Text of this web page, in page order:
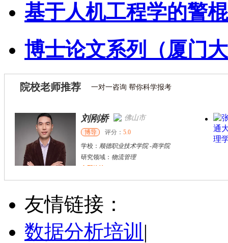
基于人机工程学的警
博士论文系列（厦门
院校老师推荐 一对一咨询 帮你科学报考
张菊亮 北京市
博导 评分： 5.0
学校： 北京交通大学-经济与管理学院
研究领域： 物流与供应链管理
立即咨询
冉丽敏 其他
硕导
学校：安阳工学院
立即咨询
友情链接：
数据分析培训 |